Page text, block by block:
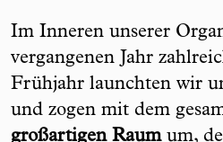
Im Inneren unserer
vergangenen Jahr
Frühjahr launchten wir
und zogen mit dem
großartigen Raumum,